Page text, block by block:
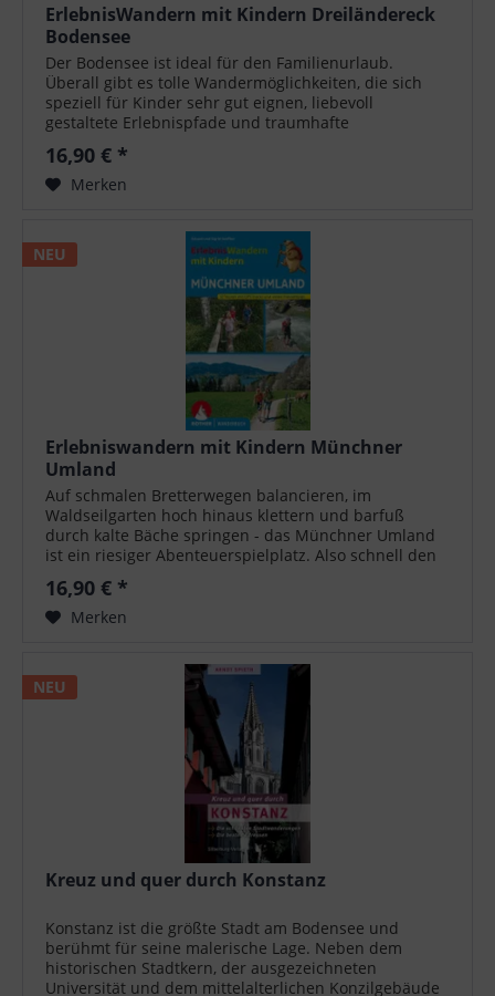
ErlebnisWandern mit Kindern Dreiländereck
Bodensee
Der Bodensee ist ideal für den Familienurlaub.
Überall gibt es tolle Wandermöglichkeiten, die sich
speziell für Kinder sehr gut eignen, liebevoll
gestaltete Erlebnispfade und traumhafte
Bademöglichkeiten. Und bei Highlights wie...
16,90 € *
Merken
NEU
Erlebniswandern mit Kindern Münchner
Umland
Auf schmalen Bretterwegen balancieren, im
Waldseilgarten hoch hinaus klettern und barfuß
durch kalte Bäche springen - das Münchner Umland
ist ein riesiger Abenteuerspielplatz. Also schnell den
Rucksack gepackt und raus aus der Stadt! Das...
16,90 € *
Merken
NEU
Kreuz und quer durch Konstanz
Konstanz ist die größte Stadt am Bodensee und
berühmt für seine malerische Lage. Neben dem
historischen Stadtkern, der ausgezeichneten
Universität und dem mittelalterlichen Konzilgebäude